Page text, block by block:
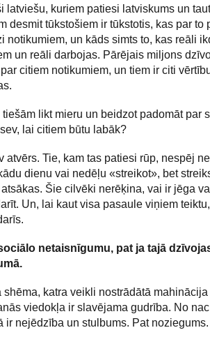
latviešu, kuriem patiesi latviskums un
desmit tūkstošiem ir tūkstotis, kas par to
notikumiem, un kāds simts to, kas reāli
un reāli darbojas. Pārējais miljons
citiem notikumiem, un tiem ir citi
likt mieru un beidzot padomāt par
lai citiem būtu labāk?
atvērs. Tie, kam tas patiesi rūp, nespēj
dienu vai nedēļu «streikot», bet
Šie cilvēki nerēķina, vai ir jēga
Un, lai kaut visa pasaule viņiem
netaisnīgumu, pat ja tajā
shēma, katra veikli nostrādātā
viedokļa ir slavējama gudrība. No
ir nejēdzība un stulbums. Pat noziegums.